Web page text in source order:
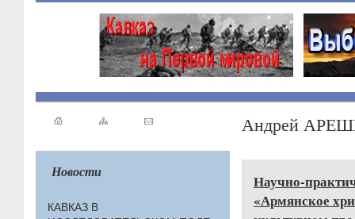
Новости
КАВКАЗ В
Андрей
Научно-
«Армянское